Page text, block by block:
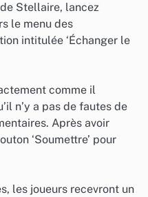
Stellaire, lancez
le menu des
intitulée ‘Échanger le
comme il
n’y a pas de fautes de
Après avoir
‘Soumettre’ pour
les joueurs recevront un